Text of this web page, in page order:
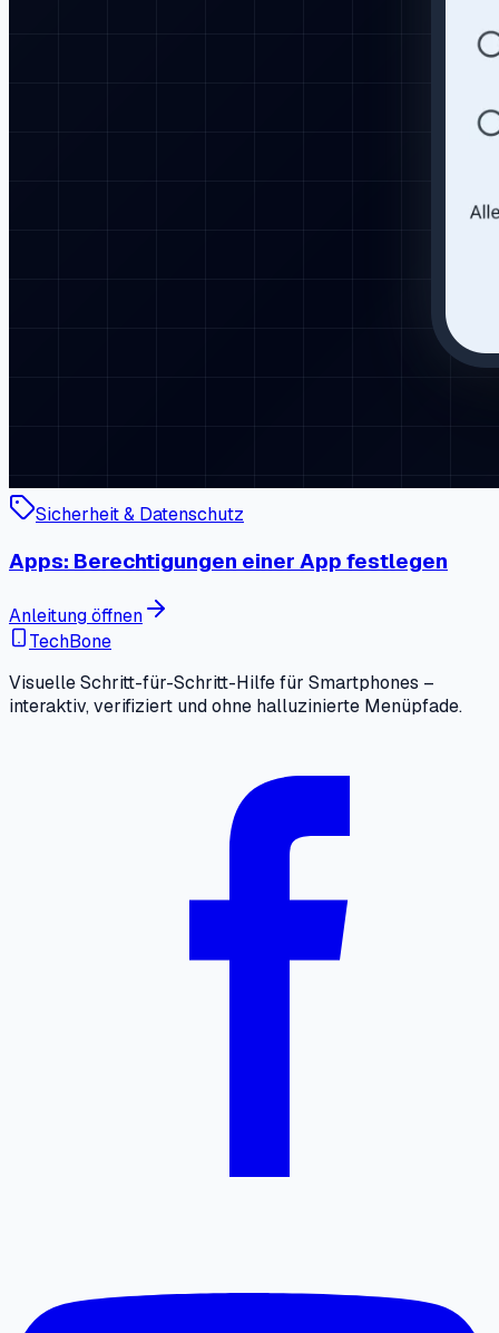
Sicherheit & Datenschutz
Apps: Berechtigungen einer App festlegen
Anleitung öffnen
TechBone
Visuelle Schritt-für-Schritt-Hilfe für Smartphones –
interaktiv, verifiziert und ohne halluzinierte Menüpfade.